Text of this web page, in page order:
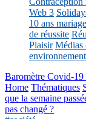
Web 3
10 ans
de réussite
Plaisir Médias
environnement
Baromètre Covid-19
Home Thématiques
que la semaine
pas changé ?